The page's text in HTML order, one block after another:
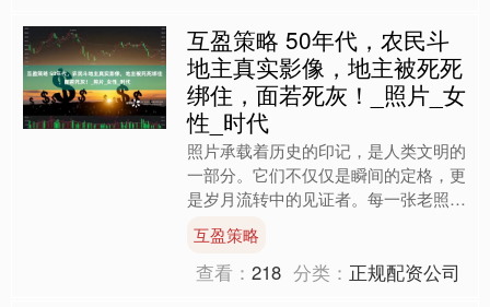
互盈策略 50年代，农民斗
地主真实影像，地主被死死
绑住，面若死灰！_照片_女
性_时代
照片承载着历史的印记，是人类文明的
一部分。它们不仅仅是瞬间的定格，更
是岁月流转中的见证者。每一张老照
片，都像是一台时光机，把我们带回到
过去，帮助我们更好地理解那....
互盈策略
查看：218 分类： 正规配资公司